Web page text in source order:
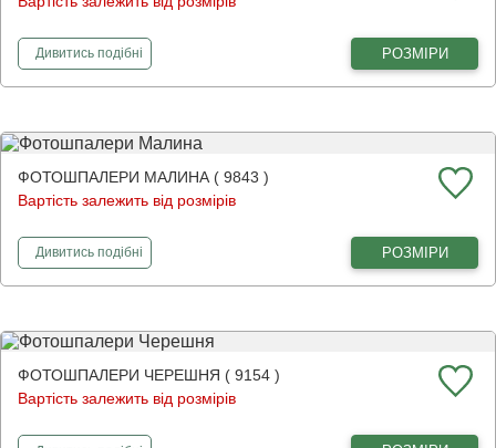
Дивитисьфотошпалери
подібні РОЗМІРИ
ФОТОШПАЛЕРИ МАЛИНА ( 9843 )
Вартість залежить від розмірів
Дивитисьфотошпалери
подібні РОЗМІРИ
ФОТОШПАЛЕРИ ЧЕРЕШНЯ ( 9154 )
Вартість залежить від розмірів